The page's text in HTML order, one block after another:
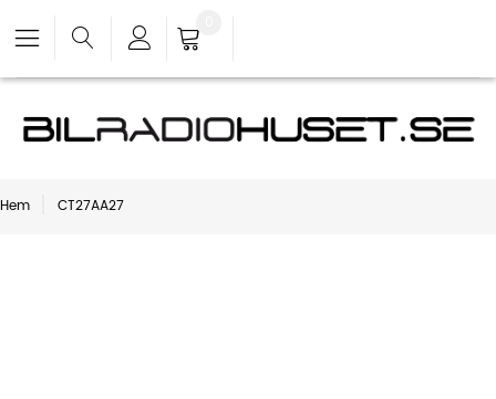
Hem CT27AA27